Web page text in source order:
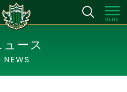
MENU
ュース
NEWS